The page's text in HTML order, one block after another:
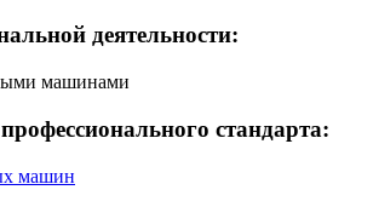
деятельности:
машинами
стандарта:
машин